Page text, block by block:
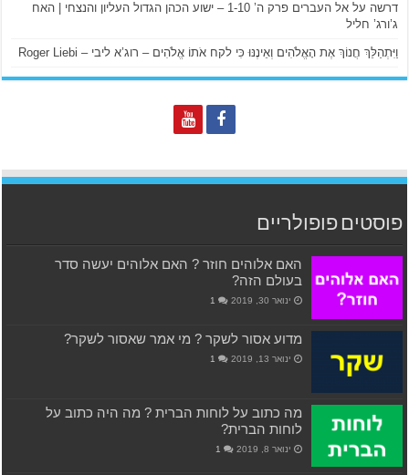
דרשה על אל העברים פרק ה’ 1-10 – ישוע הכהן הגדול העליון והנצחי | האח
ג’ורג’ חליל
וַיִּתְהַלֵּךְ חֲנוֹךְ אֶת הָאֱלֹהִים וְאֵינֶנּוּ כִּי לקח אֹתוֹ אֱלֹהִים – רוג’א ליבי – Roger Liebi
פוסטים פופולריים
האם אלוהים חוזר ? האם אלוהים יעשה סדר
בעולם הזה?
ינואר 30, 2019 1
מדוע אסור לשקר ? מי אמר שאסור לשקר?
ינואר 13, 2019 1
מה כתוב על לוחות הברית ? מה היה כתוב על
לוחות הברית?
ינואר 8, 2019 1